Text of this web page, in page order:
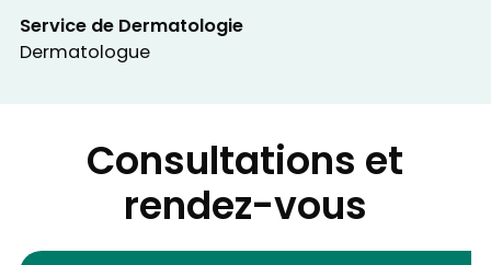
Service de Dermatologie
Dermatologue
Consultations et
rendez-vous